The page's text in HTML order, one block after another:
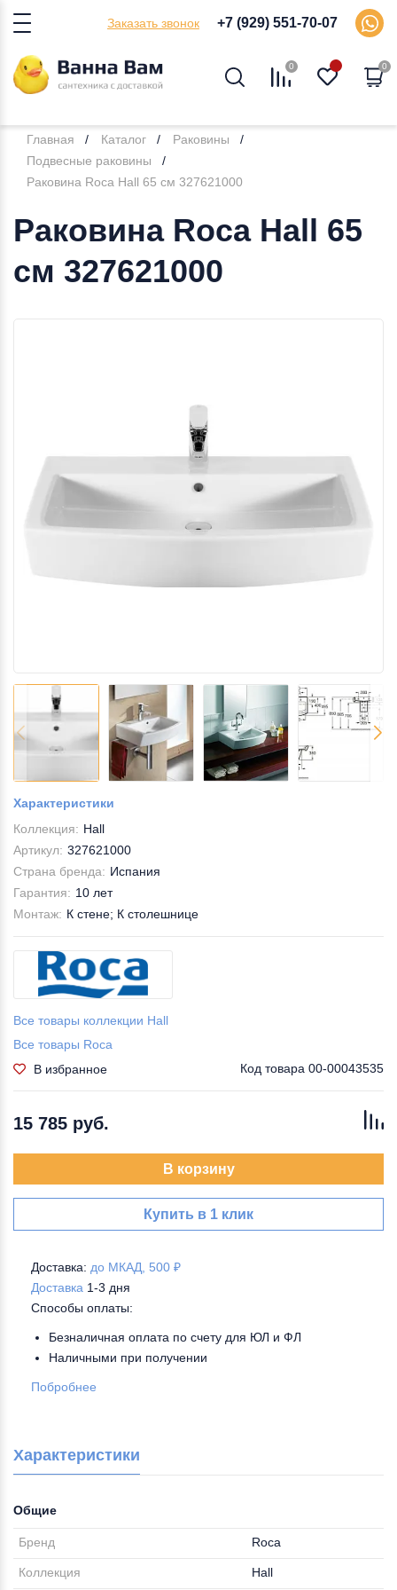
Заказать звонок +7 (929) 551-70-07
0 0
Главная Каталог
Раковины
Подвесные раковины
Раковина Roca Hall 65 см 327621000
Раковина Roca Hall 65
см 327621000
Характеристики
Коллекция: Hall
Артикул: 327621000
Страна бренда: Испания
Гарантия: 10 лет
Монтаж: К стене; К столешнице
Все товары коллекции Hall
Все товары Roca
В избранное
Код товара 00-00043535
15 785 руб.
В корзину
Купить в 1 клик
Доставка: до МКАД, 500 ₽
Доставка 1-3 дня
Способы оплаты:
Безналичная оплата по счету для ЮЛ и ФЛ
Наличными при получении
Побробнее
Характеристики
Общие
Бренд Roca
Коллекция Hall